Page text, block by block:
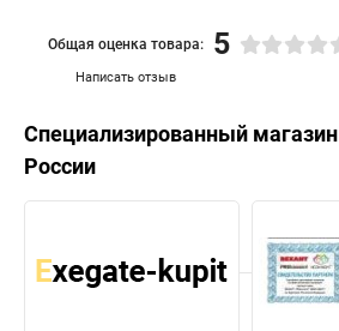
Написать отзыв
Общая оценка товара: 5
Специализированный магазин
России